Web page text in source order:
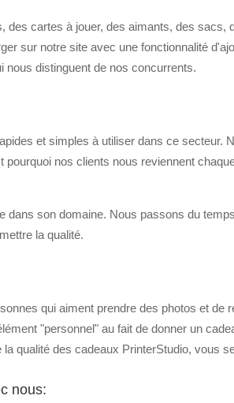
des cartes à jouer, des aimants, des
sur notre site avec une fonctionnalité
distinguent de nos concurrents.
et simples à utiliser dans ce secteur.
nos clients nous reviennent
dans son domaine. Nous passons du
la qualité.
qui aiment prendre des photos et de
"personnel" au fait de donner un
qualité des cadeaux PrinterStudio, vous
nous: